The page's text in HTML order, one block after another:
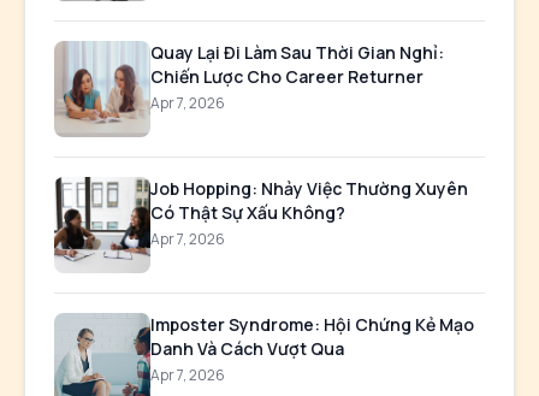
Quay Lại Đi Làm Sau Thời Gian Nghỉ:
Chiến Lược Cho Career Returner
Apr 7, 2026
Job Hopping: Nhảy Việc Thường Xuyên
Có Thật Sự Xấu Không?
Apr 7, 2026
Imposter Syndrome: Hội Chứng Kẻ Mạo
Danh Và Cách Vượt Qua
Apr 7, 2026